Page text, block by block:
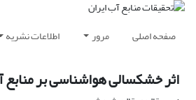
صفحه اصلی مرور اطلاعات نشریه
اثر خشکسالی هواشناسی بر